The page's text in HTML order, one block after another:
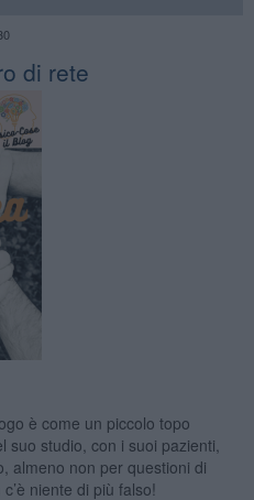
di rete
è come un piccolo topo
suo studio, con i suoi pazienti,
almeno non per questioni di
niente di più falso!